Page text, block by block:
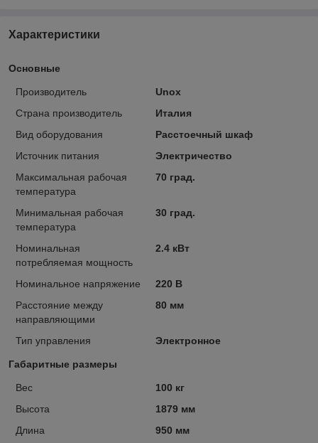
Характеристики
Основные
Производитель
Unox
Страна производитель
Италия
Вид оборудования
Расстоечный шкаф
Источник питания
Электричество
Максимальная рабочая
температура
70 град.
Минимальная рабочая
температура
30 град.
Номинальная
потребляемая мощность
2.4 кВт
Номинальное напряжение
220 В
Расстояние между
направляющими
80 мм
Тип управления Электронное
Габаритные размеры
Вес
100 кг
Высота
1879 мм
Длина
950 мм